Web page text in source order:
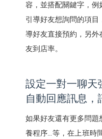
容，並搭配關鍵字，例
引導好友想詢問的項目
導好友直接預約，另
友到店率。
設定一對一聊天
自動回應訊息，
如果好友還有更多問
養程序…等，在上班時